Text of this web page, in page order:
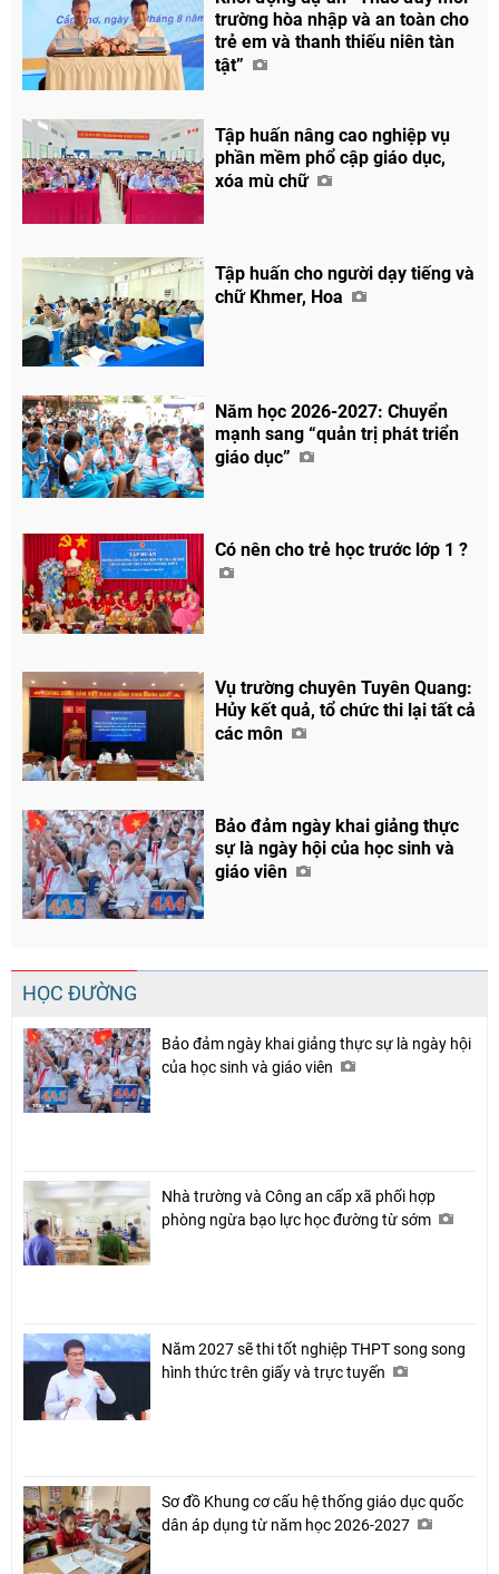
Chia sẻ
trường hòa nhập và an toàn cho
trẻ em và thanh thiếu niên tàn
tật”
Tập huấn nâng cao nghiệp vụ
phần mềm phổ cập giáo dục,
xóa mù chữ
Tập huấn cho người dạy tiếng và
chữ Khmer, Hoa
Năm học 2026-2027: Chuyển
mạnh sang “quản trị phát triển
giáo dục”
Có nên cho trẻ học trước lớp 1 ?
Vụ trường chuyên Tuyên Quang:
Hủy kết quả, tổ chức thi lại tất cả
các môn
Bảo đảm ngày khai giảng thực
sự là ngày hội của học sinh và
giáo viên
HỌC ĐƯỜNG
Bảo đảm ngày khai giảng thực sự là ngày hội
của học sinh và giáo viên
Nhà trường và Công an cấp xã phối hợp
phòng ngừa bạo lực học đường từ sớm
Năm 2027 sẽ thi tốt nghiệp THPT song song
hình thức trên giấy và trực tuyến
Sơ đồ Khung cơ cấu hệ thống giáo dục quốc
dân áp dụng từ năm học 2026-2027